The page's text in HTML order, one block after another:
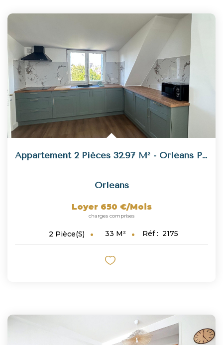
Appartement 2 Pièces 32.97 M² - Orléans Proche Coligny
Orleans
Loyer 650 €/mois
charges comprises
2 Pièce(s) 33 M² Réf : 2175